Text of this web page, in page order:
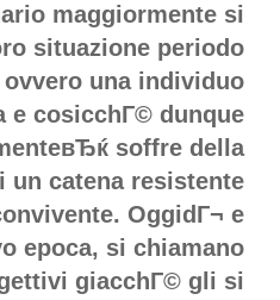
maggiormente si
situazione periodo
una individuo
e cosicchГ© dunque
soffre della
un catena resistente
OggidГ¬ e
epoca, si chiamano
giacchГ© gli si